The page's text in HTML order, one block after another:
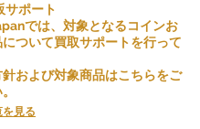
サポート
では、対象となるコインお
ついて買取サポートを行って
および対象商品はこちらをご
見る